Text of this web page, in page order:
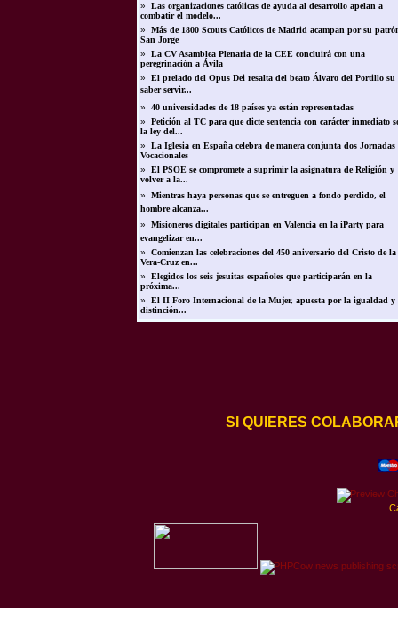
»
Las organizaciones católicas de ayuda al desarrollo apelan a
combatir el modelo...
»
Más de 1800 Scouts Católicos de Madrid acampan por su
San Jorge
»
La CV Asamblea Plenaria de la CEE concluirá con una
peregrinación a Ávila
»
El prelado del Opus Dei resalta del beato Álvaro del Portillo su
saber servir...
»
40 universidades de 18 países ya están representadas
»
Petición al TC para que dicte sentencia con carácter inmediato
la ley del...
»
La Iglesia en España celebra de manera conjunta dos Jornadas
Vocacionales
»
El PSOE se compromete a suprimir la asignatura de Religión y
volver a la...
»
Mientras haya personas que se entreguen a fondo perdido, el
hombre alcanza...
»
Misioneros digitales participan en Valencia en la iParty para
evangelizar en...
»
Comienzan las celebraciones del 450 aniversario del Cristo de la
Vera-Cruz en...
»
Elegidos los seis jesuitas españoles que participarán en la
próxima...
»
El II Foro Internacional de la Mujer, apuesta por la igualdad y
distinción...
SI QUIERES